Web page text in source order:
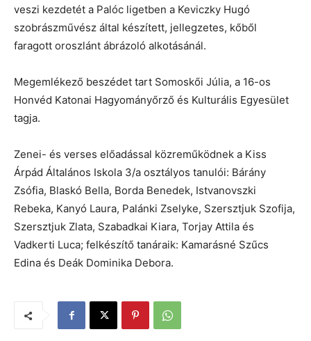
veszi kezdetét a Palóc ligetben a Keviczky Hugó
szobrászművész által készített, jellegzetes, kőből
faragott oroszlánt ábrázoló alkotásánál.
Megemlékező beszédet tart Somoskői Júlia, a 16-os
Honvéd Katonai Hagyományőrző és Kulturális Egyesület
tagja.
Zenei- és verses előadással közreműködnek a Kiss
Árpád Általános Iskola 3/a osztályos tanulói: Bárány
Zsófia, Blaskó Bella, Borda Benedek, Istvanovszki
Rebeka, Kanyó Laura, Palánki Zselyke, Szersztjuk Szofija,
Szersztjuk Zlata, Szabadkai Kiara, Torjay Attila és
Vadkerti Luca; felkészítő tanáraik: Kamarásné Szűcs
Edina és Deák Dominika Debora.